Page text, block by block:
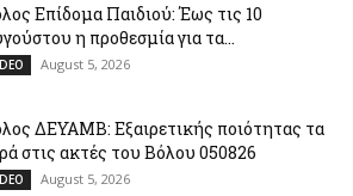
Επίδομα Παιδιού: Έως τις 10
η προθεσμία για τα...
August 5, 2026
ΔΕΥΑΜΒ: Εξαιρετικής ποιότητας τα
στις ακτές του Βόλου 050826
August 5, 2026